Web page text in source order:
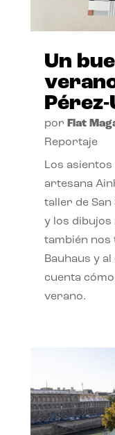
Un
por Flat
Reportaje
Los
artesana
taller de San
y los
también nos
Bauhaus y
cuenta
verano.